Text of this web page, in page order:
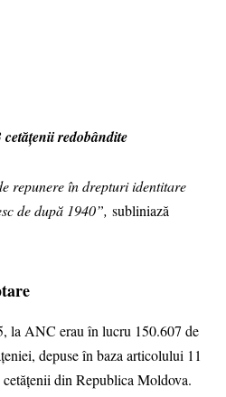
redobândite
repunere în drepturi identitare
de după 1940”, subliniază
la ANC erau în lucru 150.607 de
depuse în baza articolului 11
din Republica Moldova.